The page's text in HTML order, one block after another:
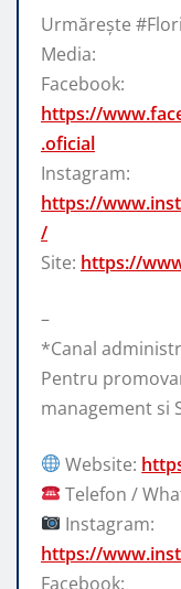
Urmărește
Media:
Facebook:
https://
.oficial
Instagram:
https://
/
Site: https://
–
*Canal
Pentru
management si
Website:
Telefon /
Instagram:
https://
Facebook: